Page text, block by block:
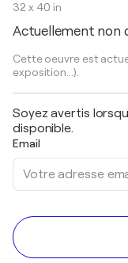
32 x 40 in
Actuellement non
Cette oeuvre est
exposition...).
Soyez avertis
disponible.
Email